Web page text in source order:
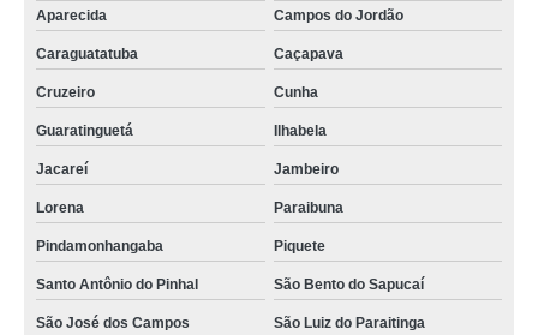
Aparecida
Campos do Jordão
Caraguatatuba Caçapava
Cruzeiro Cunha
Guaratinguetá Ilhabela
Jacareí Jambeiro
Lorena Paraibuna
Pindamonhangaba Piquete
Santo Antônio do Pinhal São Bento do Sapucaí
São José dos Campos São Luiz do Paraitinga